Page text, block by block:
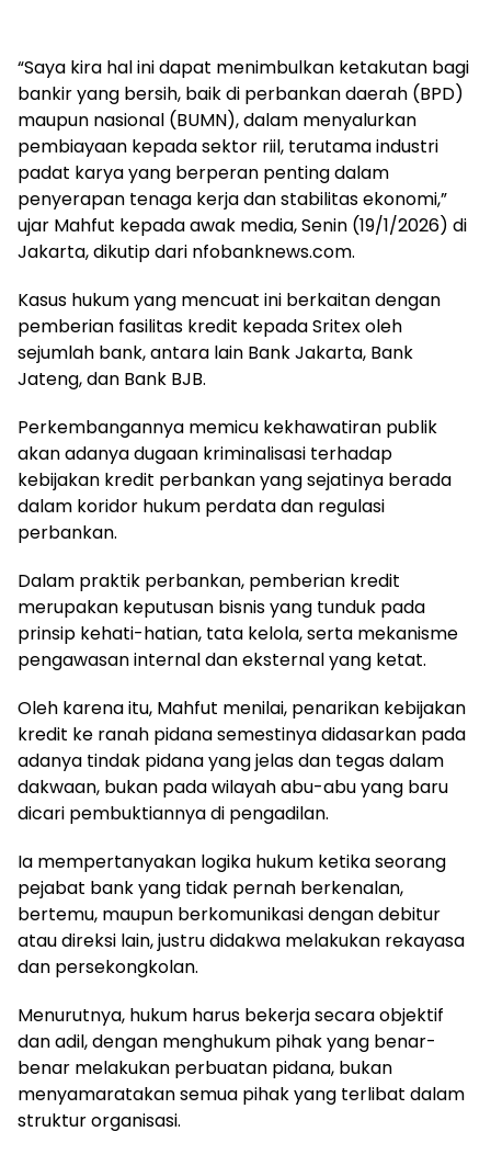
“Saya kira hal ini dapat menimbulkan ketakutan bagi
bankir yang bersih, baik di perbankan daerah (BPD)
maupun nasional (BUMN), dalam menyalurkan
pembiayaan kepada sektor riil, terutama industri
padat karya yang berperan penting dalam
penyerapan tenaga kerja dan stabilitas ekonomi,”
ujar Mahfut kepada awak media, Senin (19/1/2026) di
Jakarta, dikutip dari nfobanknews.com.
Kasus hukum yang mencuat ini berkaitan dengan
pemberian fasilitas kredit kepada Sritex oleh
sejumlah bank, antara lain Bank Jakarta, Bank
Jateng, dan Bank BJB.
Perkembangannya memicu kekhawatiran publik
akan adanya dugaan kriminalisasi terhadap
kebijakan kredit perbankan yang sejatinya berada
dalam koridor hukum perdata dan regulasi
perbankan.
Dalam praktik perbankan, pemberian kredit
merupakan keputusan bisnis yang tunduk pada
prinsip kehati-hatian, tata kelola, serta mekanisme
pengawasan internal dan eksternal yang ketat.
Oleh karena itu, Mahfut menilai, penarikan kebijakan
kredit ke ranah pidana semestinya didasarkan pada
adanya tindak pidana yang jelas dan tegas dalam
dakwaan, bukan pada wilayah abu-abu yang baru
dicari pembuktiannya di pengadilan.
Ia mempertanyakan logika hukum ketika seorang
pejabat bank yang tidak pernah berkenalan,
bertemu, maupun berkomunikasi dengan debitur
atau direksi lain, justru didakwa melakukan rekayasa
dan persekongkolan.
Menurutnya, hukum harus bekerja secara objektif
dan adil, dengan menghukum pihak yang benar-
benar melakukan perbuatan pidana, bukan
menyamaratakan semua pihak yang terlibat dalam
struktur organisasi.